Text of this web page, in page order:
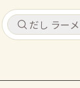
ログインするとレシピ
コン